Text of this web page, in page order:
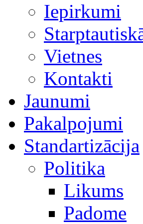
Iepirkumi
Vietnes
Kontakti
Jaunumi
Pakalpojumi
Standartizācija
Politika
Likums
Padome